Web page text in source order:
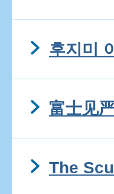
후지미
富士见
The